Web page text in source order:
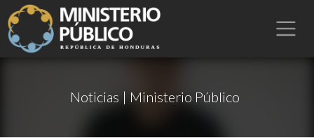
Noticias | Ministerio Público